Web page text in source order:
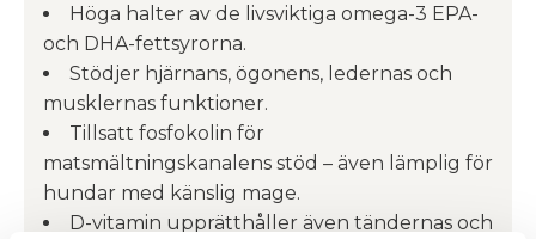
Höga halter av de livsviktiga omega-3 EPA-
och DHA-fettsyrorna.
Stödjer hjärnans, ögonens, ledernas och
musklernas funktioner.
Tillsatt fosfokolin för
matsmältningskanalens stöd – även lämplig för
hundar med känslig mage.
D-vitamin upprätthåller även tändernas och